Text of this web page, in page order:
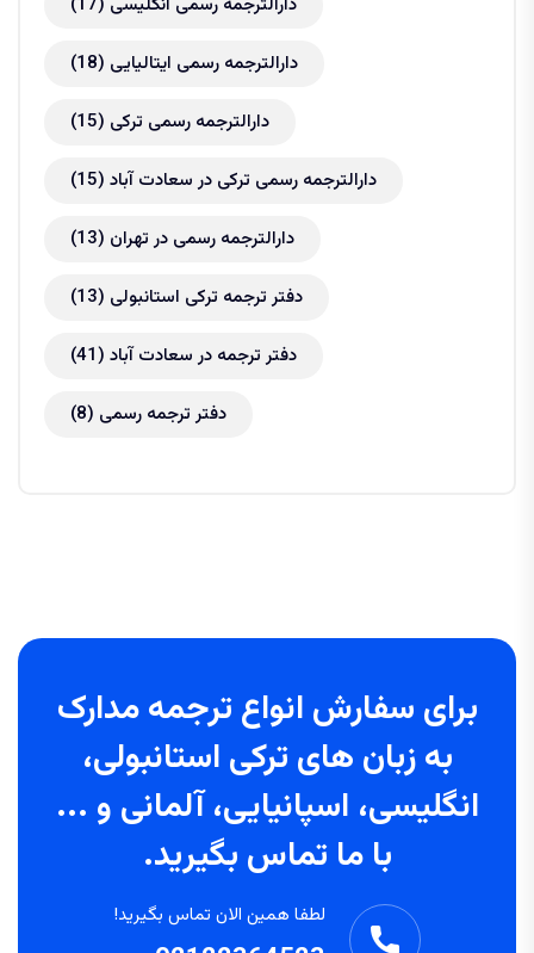
دارالترجمه رسمی انگلیسی (17)
دارالترجمه رسمی ایتالیایی (18)
دارالترجمه رسمی ترکی (15)
دارالترجمه رسمی ترکی در سعادت آباد (15)
دارالترجمه رسمی در تهران (13)
دفتر ترجمه ترکی استانبولی (13)
دفتر ترجمه در سعادت آباد (41)
دفتر ترجمه رسمی (8)
برای سفارش انواع ترجمه مدارک
به زبان های ترکی استانبولی،
انگلیسی، اسپانیایی، آلمانی و ...
با ما تماس بگیرید.
لطفا همین الان تماس بگیرید!